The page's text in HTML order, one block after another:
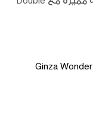
اكتشفي هدايا تناسب الجميع ضمن عالم Ginza Wonder